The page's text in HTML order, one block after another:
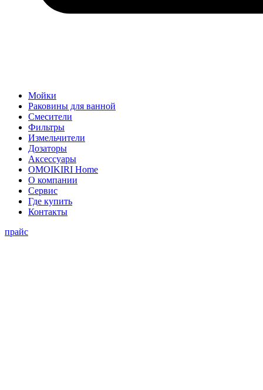
Мойки
Раковины для ванной
Смесители
Фильтры
Измельчители
Дозаторы
Аксессуары
OMOIKIRI Home
О компании
Сервис
Где купить
Контакты
прайс